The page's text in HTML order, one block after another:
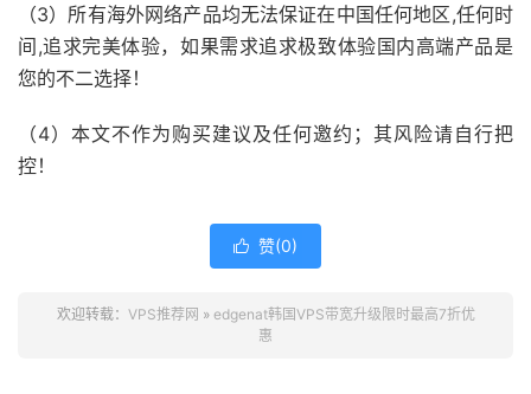
（3）所有海外网络产品均无法保证在中国任何地区,任何时
间,追求完美体验，如果需求追求极致体验国内高端产品是
您的不二选择！
（4）本文不作为购买建议及任何邀约；其风险请自行把
控！
 赞(0)
欢迎转载： VPS推荐网 » edgenat韩国VPS带宽升级限时最高7折优
惠